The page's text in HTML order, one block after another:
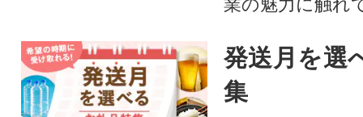
業の魅力に触れ
発送月を選
集